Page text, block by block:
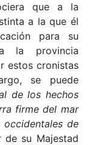
que a la
a la que él
para su
la provincia
estos cronistas
se puede
de los hechos
firme del mar
de
de su Majestad